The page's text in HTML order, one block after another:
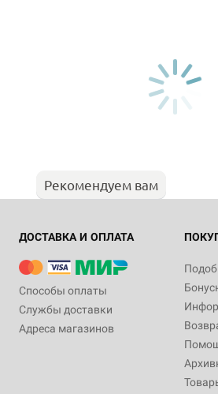
Рекомендуем вам
ДОСТАВКА И ОПЛАТА
Способы оплаты
Службы доставки
Адреса магазинов